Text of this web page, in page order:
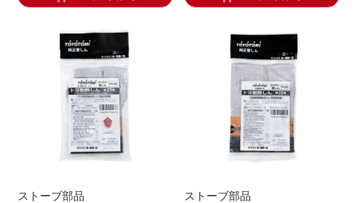
ストーブ部品 ストーブ部品